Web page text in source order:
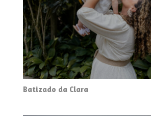
Batizado da Clara